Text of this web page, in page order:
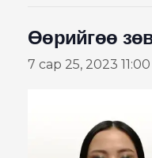
Өөрийгөө
7 сар 25, 2023 11:00